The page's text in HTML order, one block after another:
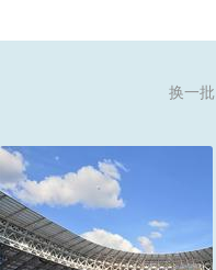
换一批
洛杉矶天使 vs 克利夫兰印
第安人